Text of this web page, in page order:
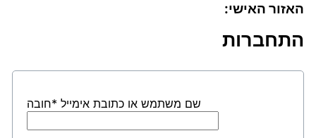
האזור האישי:
התחברות
שם משתמש או כתובת אימייל*חובה